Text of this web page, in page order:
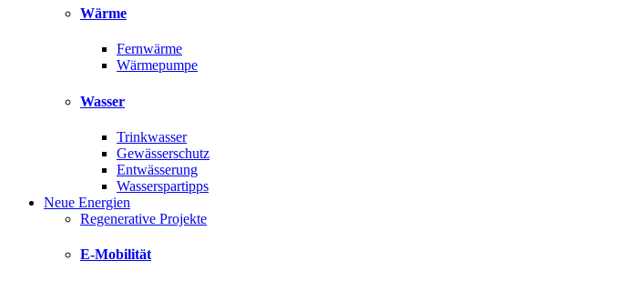
Wärme
Fernwärme
Wärmepumpe
Wasser
Trinkwasser
Gewässerschutz
Entwässerung
Wasserspartipps
Neue Energien
Regenerative Projekte
E-Mobilität